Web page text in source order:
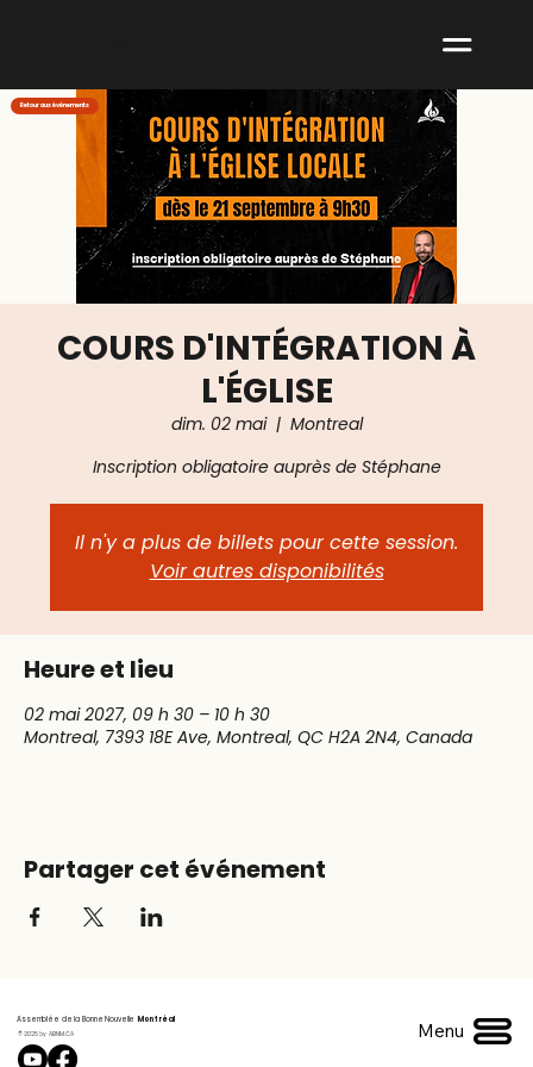
COURS D'INTÉGRATION À
L'ÉGLISE
dim. 02 mai
  |
Montreal
Inscription obligatoire auprès de Stéphane
Il n'y a plus de billets pour cette session.
Voir autres disponibilités
Heure et lieu
02 mai 2027, 09 h 30 – 10 h 30
Montreal, 7393 18E Ave, Montreal, QC H2A 2N4, Canada
Partager cet événement
Retour aux événements
Assemblée de la Bonne Nouvelle Montréal
© 2025 by ABNM.CA Menu